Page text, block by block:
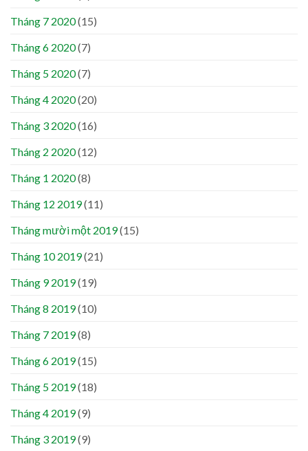
Tháng 7 2020(15)
Tháng 6 2020(7)
Tháng 5 2020(7)
Tháng 4 2020(20)
Tháng 3 2020(16)
Tháng 2 2020(12)
Tháng 1 2020(8)
Tháng 12 2019(11)
Tháng mười một 2019(15)
Tháng 10 2019(21)
Tháng 9 2019(19)
Tháng 8 2019(10)
Tháng 7 2019(8)
Tháng 6 2019(15)
Tháng 5 2019(18)
Tháng 4 2019(9)
Tháng 3 2019(9)